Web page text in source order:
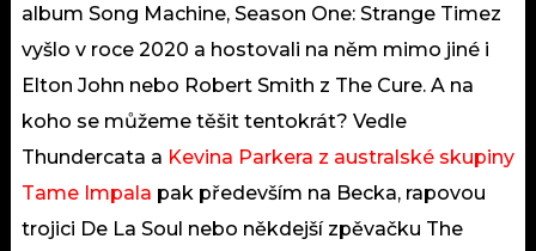
album Song Machine, Season One: Strange Timez
vyšlo v roce 2020 a hostovali na něm mimo jiné i
Elton John nebo Robert Smith z The Cure. A na
koho se můžeme těšit tentokrát? Vedle
Thundercata a Kevina Parkera z australské skupiny
Tame Impala pak především na Becka, rapovou
trojici De La Soul nebo někdejší zpěvačku The